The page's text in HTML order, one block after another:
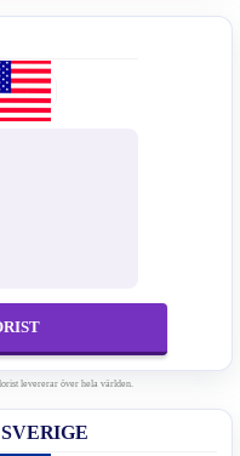
levererar över hela världen.